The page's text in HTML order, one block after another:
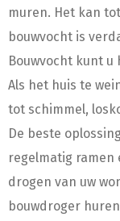
muren. Het kan
bouwvocht is
Bouwvocht kunt
Als het huis te
tot schimmel,
De beste
regelmatig ramen
drogen van uw
bouwdroger